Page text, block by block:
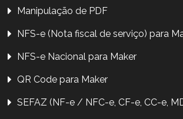
Manipulação de PDF
NFS-e (Nota fiscal de serviço) para
NFS-e Nacional para Maker
QR Code para Maker
SEFAZ (NF-e / NFC-e, CF-e, CC-e,